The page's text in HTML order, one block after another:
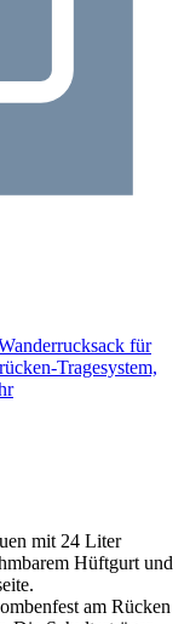
für
Tragesystem,
mit 24 Liter
Hüftgurt und
am Rücken